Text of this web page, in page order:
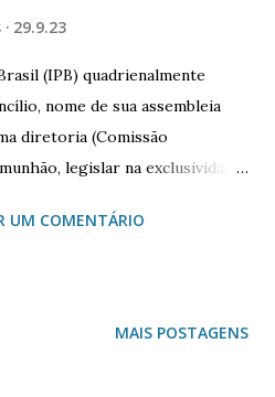
29.9.23
(IPB) quadrienalmente
nome de sua assembleia
diretoria (Comissão
legislar na exclusividade
constitucionais e
nomeação de comissões para
UM COMENTÁRIO
MAIS POSTAGENS